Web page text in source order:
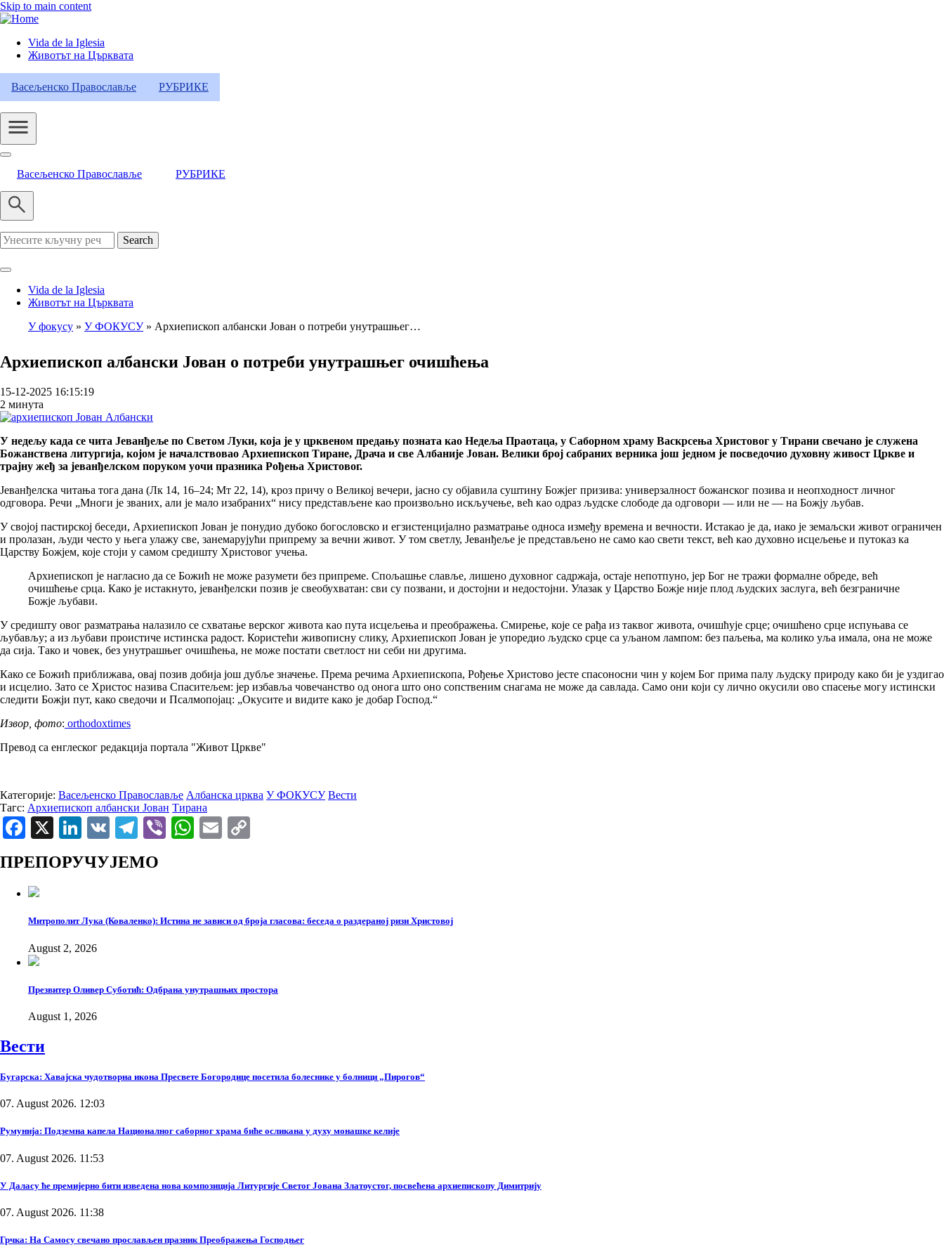
Skip to main content
Header
Category
Menu
Vida de la Iglesia
Животът на Църквата
Васељенско Православље РУБРИКЕ
Васељенско Православље РУБРИКЕ
Search
Vida de la Iglesia
Животът на Църквата
У фокусу У ФОКУСУ Архиепископ албански Јован о потреби унутрашњег…
Архиепископ албански Јован о потреби унутрашњег очишћења
15-12-2025 16:15:19
2 минута
У недељу када се чита Јеванђеље по Светом Луки, која је у црквеном предању позната као Недеља Праотаца, у Саборном храму Васкрсења Христовог у Тирани свечано је служена
Божанствена литургија, којом је началствовао Архиепископ Тиране, Драча и све Албаније Јован. Велики број сабраних верника још једном је посведочио духовну живост Цркве и
трајну жеђ за јеванђелском поруком уочи празника Рођења Христовог.
Јеванђелска читања тога дана (Лк 14, 16–24; Мт 22, 14), кроз причу о Великој вечери, јасно су објавила суштину Божјег призива: универзалност божанског позива и неопходност личног
одговора. Речи „Многи је званих, али је мало изабраних“ нису представљене као произвољно искључење, већ као одраз људске слободе да одговори — или не — на Божју љубав.
У својој пастирској беседи, Архиепископ Јован је понудио дубоко богословско и егзистенцијално разматрање односа између времена и вечности. Истакао је да, иако је земаљски живот ограничен
и пролазан, људи често у њега улажу све, занемарујући припрему за вечни живот. У том светлу, Јеванђеље је представљено не само као свети текст, већ као духовно исцељење и путоказ ка
Царству Божјем, које стоји у самом средишту Христовог учења.
Архиепископ је нагласио да се Божић не може разумети без припреме. Спољашње славље, лишено духовног садржаја, остаје непотпуно, јер Бог не тражи формалне обреде, већ
очишћење срца. Како је истакнуто, јеванђелски позив је свеобухватан: сви су позвани, и достојни и недостојни. Улазак у Царство Божје није плод људских заслуга, већ безграничне
Божје љубави.
У средишту овог разматрања налазило се схватање верског живота као пута исцељења и преображења. Смирење, које се рађа из таквог живота, очишћује срце; очишћено срце испуњава се
љубављу; а из љубави проистиче истинска радост. Користећи живописну слику, Архиепископ Јован је упоредио људско срце са уљаном лампом: без паљења, ма колико уља имала, она не може
да сија. Тако и човек, без унутрашњег очишћења, не може постати светлост ни себи ни другима.
Како се Божић приближава, овај позив добија још дубље значење. Према речима Архиепископа, Рођење Христово јесте спасоносни чин у којем Бог прима палу људску природу како би је уздигао
и исцелио. Зато се Христос назива Спаситељем: јер избавља човечанство од онога што оно сопственим снагама не може да савлада. Само они који су лично окусили ово спасење могу истински
следити Божји пут, како сведочи и Псалмопојац: „Окусите и видите како је добар Господ.“
Извор, фото: orthodoxtimes
Превод са енглеског редакција портала "Живот Цркве"
Категорије: Васељенско Православље Албанска црква У ФОКУСУ Вести
Тагс: Архиепископ албански Јован Тирана
Facebook
X LinkedIn
VK Telegram
ViberWhatsApp
Email
ПРЕПОРУЧУЈЕМО
Митрополит Лука (Коваленко): Истина не зависи од броја гласова: беседа о раздераној ризи Христовој
August 2, 2026
Презвитер Оливер Суботић: Одбрана унутрашњих простора
August 1, 2026
Вести
Бугарска: Хавајска чудотворна икона Пресвете Богородице посетила болеснике у болници „Пирогов“
07. August 2026. 12:03
Румунија: Подземна капела Националног саборног храма биће осликана у духу монашке келије
07. August 2026. 11:53
У Даласу ће премијерно бити изведена нова композиција Литургије Светог Јована Златоустог, посвећена архиепископу Димитрију
07. August 2026. 11:38
Грчка: На Самосу свечано прослављен празник Преображења Господњег